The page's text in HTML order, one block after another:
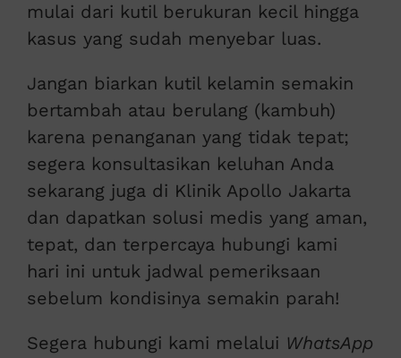
mulai dari kutil berukuran kecil hingga
kasus yang sudah menyebar luas.
Jangan biarkan kutil kelamin semakin
bertambah atau berulang (kambuh)
karena penanganan yang tidak tepat;
segera konsultasikan keluhan Anda
sekarang juga di Klinik Apollo Jakarta
dan dapatkan solusi medis yang aman,
tepat, dan terpercaya hubungi kami
hari ini untuk jadwal pemeriksaan
sebelum kondisinya semakin parah!
Segera hubungi kami melalui WhatsApp